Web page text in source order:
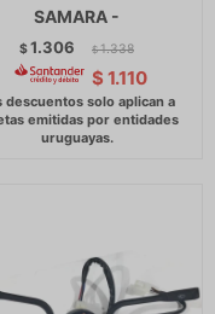
SAMARA -
$1.306 $ 1.338
$ 1.110